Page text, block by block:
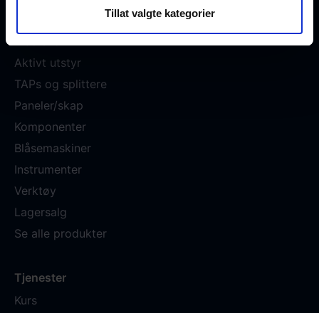
Tillat valgte kategorier
Fibersnor
Aktivt utstyr
TAPs og splittere
Paneler/skap
Komponenter
Blåsemaskiner
Instrumenter
Verktøy
Lagersalg
Se alle produkter
Tjenester
Kurs